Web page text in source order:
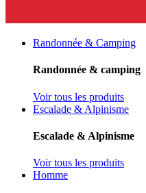
Randonnée & Camping
Randonnée & camping
Voir tous les produits
Escalade & Alpinisme
Escalade & Alpinisme
Voir tous les produits
Homme